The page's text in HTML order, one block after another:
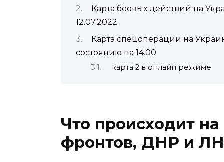
Карта боевых действий на
12.07.2022
Карта спецоперации на
состоянию на 14.00
карта 2 в онлайн режиме
Что происходит
фронтов, ДНР и